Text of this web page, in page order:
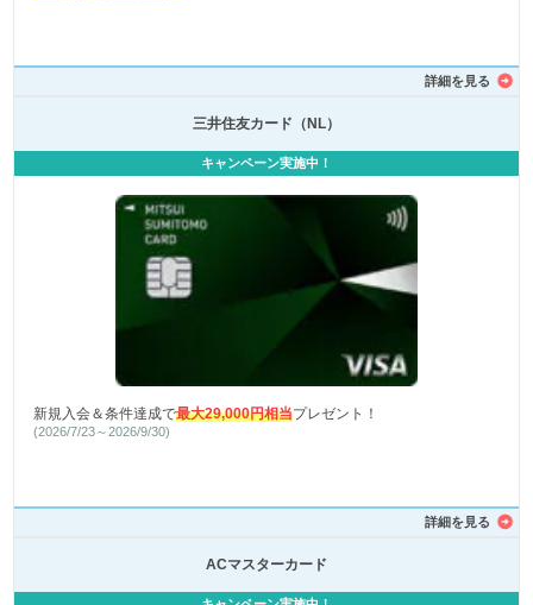
詳細を見る
三井住友カード（NL）
新規入会＆条件達成で最大29,000円相当プレゼント！
(2026/7/23～2026/9/30)
キャンペーン実施中！
詳細を見る
ACマスターカード